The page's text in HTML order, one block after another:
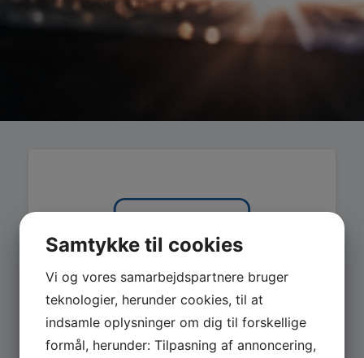
Samtykke til cookies
Vi og vores samarbejdspartnere bruger
teknologier, herunder cookies, til at
indsamle oplysninger om dig til forskellige
formål, herunder: Tilpasning af annoncering,